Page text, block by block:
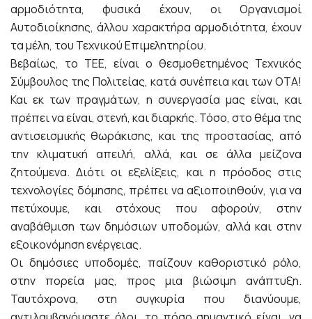
αρμοδιότητα, φυσικά έχουν, οι Οργανισμοί
Αυτοδιοίκησης, άλλου χαρακτήρα αρμοδιότητα, έχουν
τα μέλη, του Τεχνικού Επιμελητηρίου.
Βεβαίως, το ΤΕΕ, είναι ο θεσμοθετημένος Τεχνικός
Σύμβουλος της Πολιτείας, κατά συνέπεια και των ΟΤΑ!
Και εκ των πραγμάτων, η συνεργασία μας είναι, και
πρέπει να είναι, στενή, και διαρκής. Τόσο, στο θέμα της
αντισεισμικής θωράκισης, και της προστασίας, από
την κλιματική απειλή, αλλά, και σε άλλα μείζονα
ζητούμενα. Διότι οι εξελίξεις, και η πρόοδος στις
τεχνολογίες δόμησης, πρέπει να αξιοποιηθούν, για να
πετύχουμε, και στόχους που αφορούν, στην
αναβάθμιση των δημόσιων υποδομών, αλλά και στην
εξοικονόμηση ενέργειας.
Οι δημόσιες υποδομές, παίζουν καθοριστικό ρόλο,
στην πορεία μας, προς μια βιώσιμη ανάπτυξη.
Ταυτόχρονα, στη συγκυρία που διανύουμε,